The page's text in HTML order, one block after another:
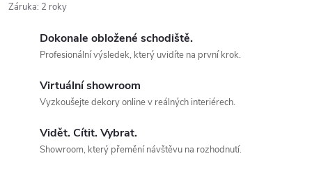
Záruka: 2 roky
Dokonale obložené schodiště.
Profesionální výsledek, který uvidíte na první krok.
Virtuální showroom
Vyzkoušejte dekory online v reálných interiérech.
Vidět. Cítit. Vybrat.
Showroom, který přemění návštěvu na rozhodnutí.